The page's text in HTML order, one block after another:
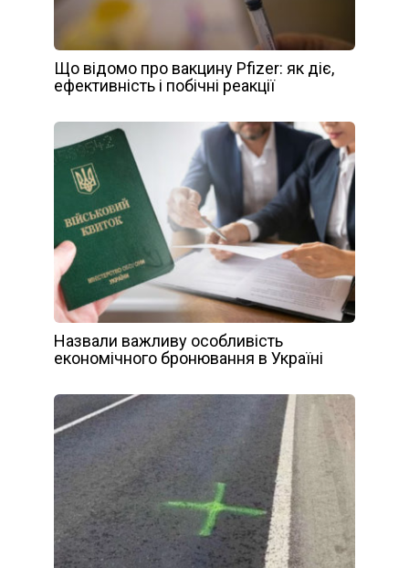
Що відомо про вакцину Pfizer: як діє,
ефективність і побічні реакції
Назвали важливу особливість
економічного бронювання в Україні